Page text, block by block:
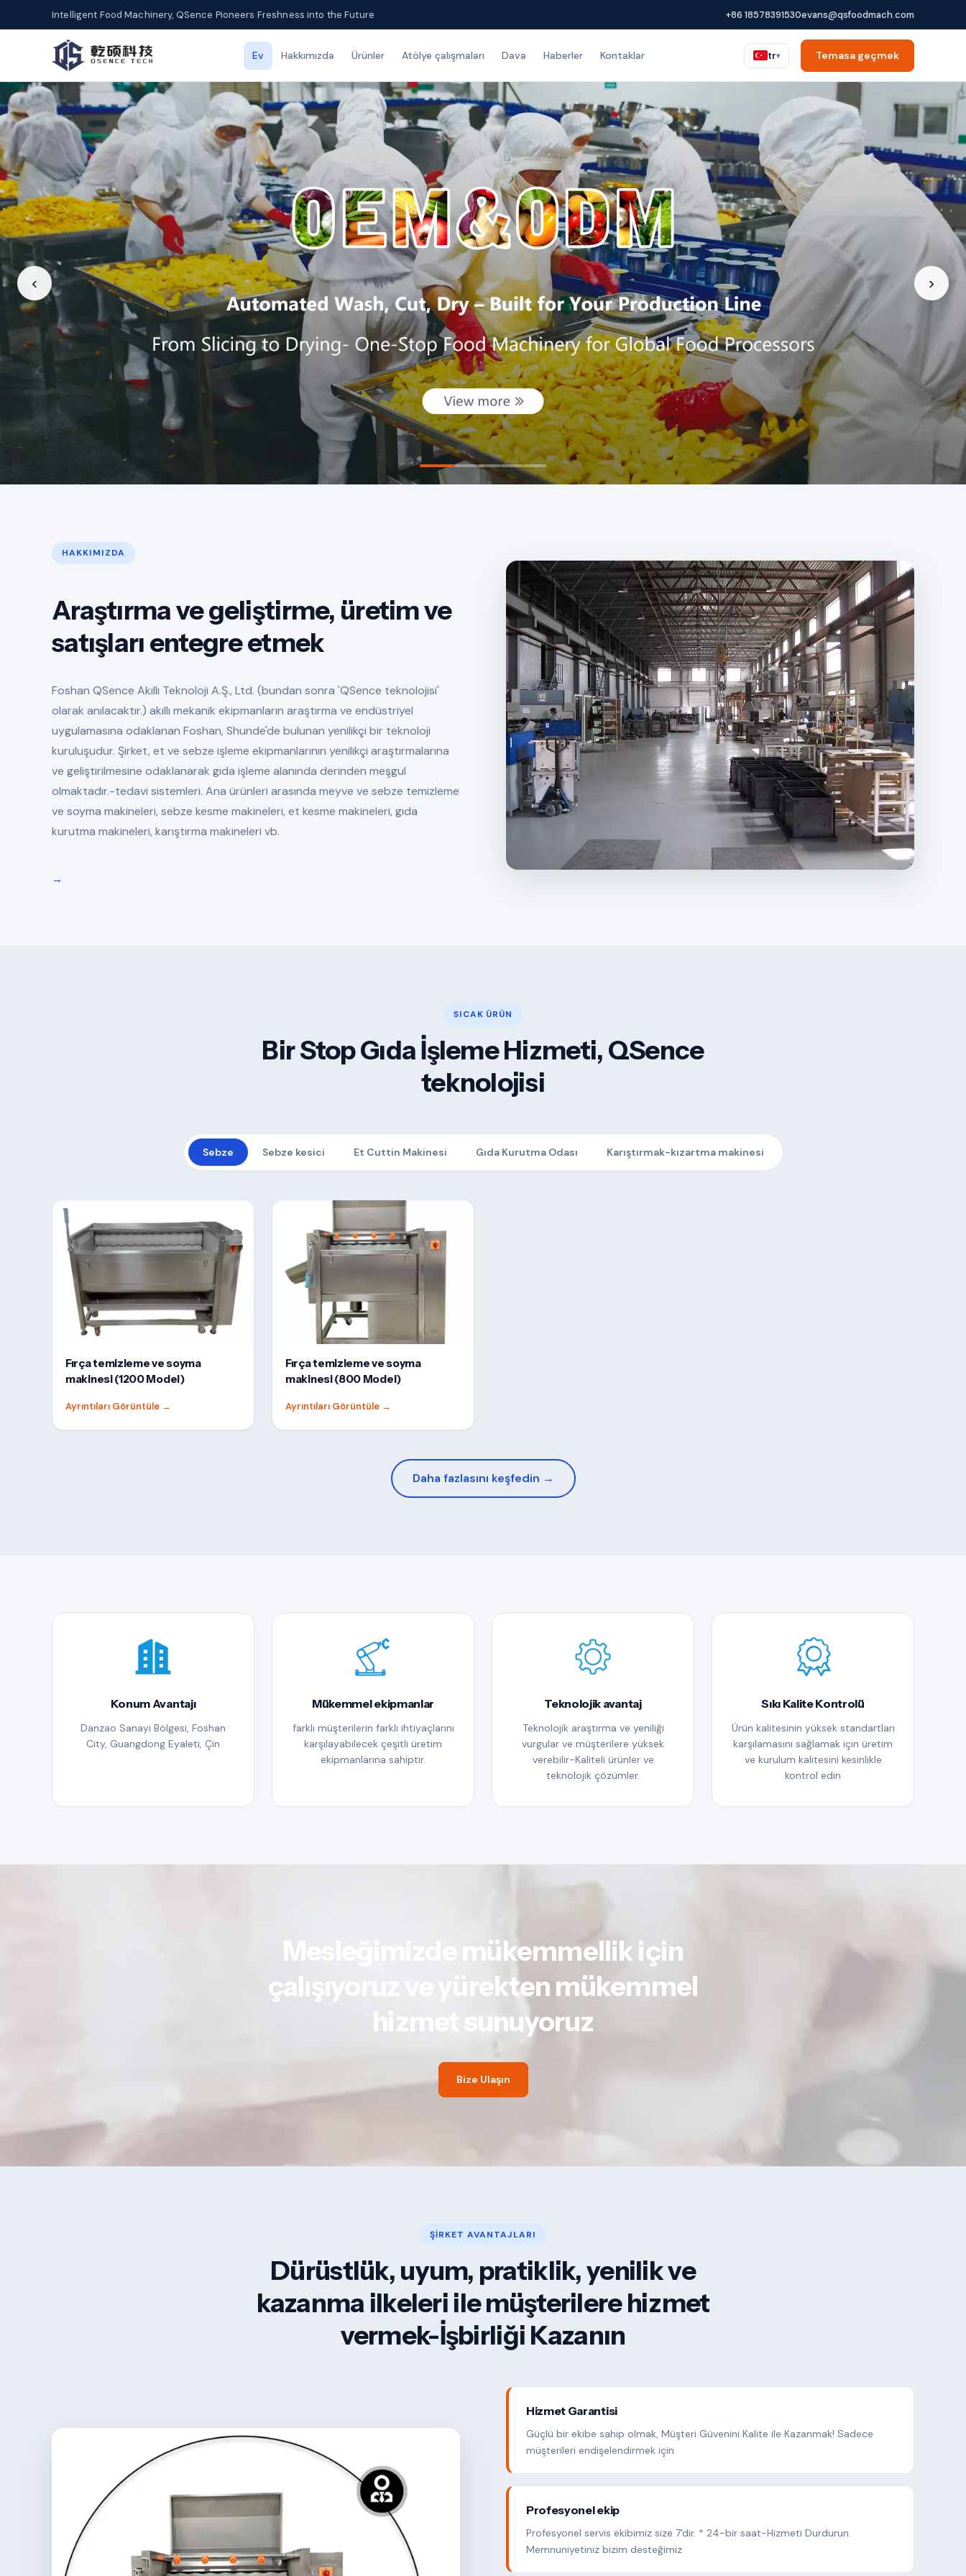
Intelligent Food Machinery, QSence Pioneers Freshness into the Future +86 18578391530evans@qsfoodmach.com
Ev Hakkımızda Ürünler Atölye çalışmaları Dava Haberler Kontaklar tr▾ Temasa geçmek
‹ ›
HAKKIMIZDA
Araştırma ve geliştirme, üretim ve
satışları entegre etmek
Foshan QSence Akıllı Teknoloji A.Ş., Ltd. (bundan sonra 'QSence teknolojisi'
olarak anılacaktır.) akıllı mekanik ekipmanların araştırma ve endüstriyel
uygulamasına odaklanan Foshan, Shunde'de bulunan yenilikçi bir teknoloji
kuruluşudur. Şirket, et ve sebze işleme ekipmanlarının yenilikçi araştırmalarına
ve geliştirilmesine odaklanarak gıda işleme alanında derinden meşgul
olmaktadır.-tedavi sistemleri. Ana ürünleri arasında meyve ve sebze temizleme
ve soyma makineleri, sebze kesme makineleri, et kesme makineleri, gıda
kurutma makineleri, karıştırma makineleri vb.
→
SICAK ÜRÜN
Bir Stop Gıda İşleme Hizmeti, QSence
teknolojisi
Sebze Sebze kesici Et Cuttin Makinesi Gıda Kurutma Odası Karıştırmak-kızartma makinesi
Fırça temizleme ve soyma
makinesi (1200 Model)
Ayrıntıları Görüntüle →
Fırça temizleme ve soyma
makinesi (800 Model)
Ayrıntıları Görüntüle →
Daha fazlasını keşfedin →
Konum Avantajı
Danzao Sanayi Bölgesi, Foshan
City, Guangdong Eyaleti, Çin
Mükemmel ekipmanlar
farklı müşterilerin farklı ihtiyaçlarını
karşılayabilecek çeşitli üretim
ekipmanlarına sahiptir.
Teknolojik avantaj
Teknolojik araştırma ve yeniliği
vurgular ve müşterilere yüksek
verebilir-Kaliteli ürünler ve
teknolojik çözümler.
Sıkı Kalite Kontrolü
Ürün kalitesinin yüksek standartları
karşılamasını sağlamak için üretim
ve kurulum kalitesini kesinlikle
kontrol edin
Mesleğimizde mükemmellik için
çalışıyoruz ve yürekten mükemmel
hizmet sunuyoruz
Bize Ulaşın
ŞIRKET AVANTAJLARI
Dürüstlük, uyum, pratiklik, yenilik ve
kazanma ilkeleri ile müşterilere hizmet
vermek-İşbirliği Kazanın
Hizmet Garantisi
Güçlü bir ekibe sahip olmak, Müşteri Güvenini Kalite ile Kazanmak! Sadece
müşterileri endişelendirmek için
Profesyonel ekip
Profesyonel servis ekibimiz size 7'dir. * 24-bir saat-Hizmeti Durdurun.
Memnuniyetiniz bizim desteğimiz